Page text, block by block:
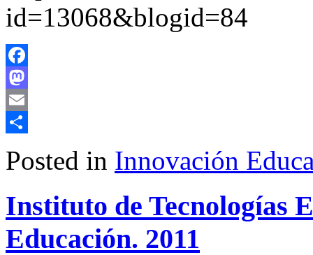
id=13068&blogid=84
Facebook
Mastodon
Email
Posted in Innovación
Instituto de Tecnologías
Educación. 2011